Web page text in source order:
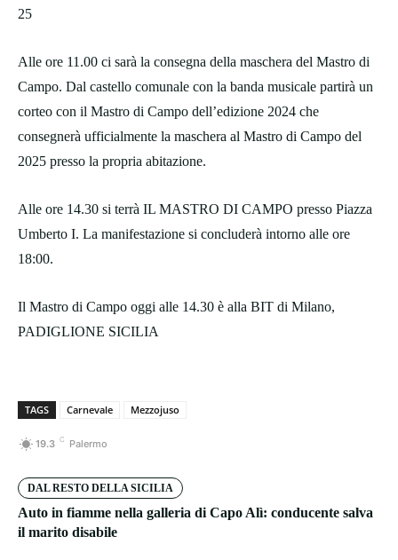
25
Alle ore 11.00 ci sarà la consegna della maschera del Mastro di
Campo. Dal castello comunale con la banda musicale partirà un
corteo con il Mastro di Campo dell’edizione 2024 che
consegnerà ufficialmente la maschera al Mastro di Campo del
2025 presso la propria abitazione.
Alle ore 14.30 si terrà IL MASTRO DI CAMPO presso Piazza
Umberto I. La manifestazione si concluderà intorno alle ore
18:00.
Il Mastro di Campo oggi alle 14.30 è alla BIT di Milano,
PADIGLIONE SICILIA
TAGS Carnevale Mezzojuso
19.3 C Palermo
DAL RESTO DELLA SICILIA
Auto in fiamme nella galleria di Capo Alì: conducente salva
il marito disabile